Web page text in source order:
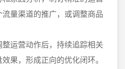
量渠道的推广，或调整商品
运营动作后，持续追踪相关
果，形成正向的优化闭环。